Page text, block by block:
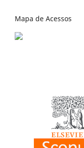
Mapa de Acessos